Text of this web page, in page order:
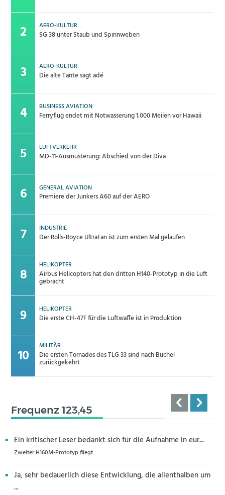
AERO-KULTUR
SG 38 unter Staub und Spinnweben
AERO-KULTUR
Die alte Tante sagt adé
BUSINESS AVIATION
Ferryflug endet mit Notwasserung 1.000 Meilen vor Hawaii
LUFTVERKEHR
MD-11-Ausmusterung: Abschied von der Diva
GENERAL AVIATION
Premiere der Junkers A60 auf der AERO
INDUSTRIE
Der Rolls-Royce UltraFan ist zum ersten Mal gelaufen
HELIKOPTER
Airbus Helicopters hat den dritten H140-Prototyp in die Luft
gebracht
HELIKOPTER
Die erste CH-47F für die Luftwaffe ist in Produktion
MILITÄR
Die ersten Tornados des TLG 33 sind nach Büchel
zurückgekehrt
Frequenz 123,45
Ein kritischer Leser bedankt sich für die Aufnahme in eur...
Zweiter H160M-Prototyp fliegt
Ja, sehr bedauerlich diese Entwicklung, die allenthalben um
...